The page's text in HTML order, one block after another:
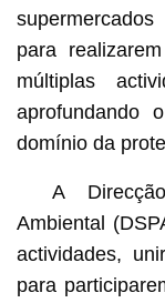
para
múltiplas
aprofundando
domínio da
A
Ambiental
actividades,
para